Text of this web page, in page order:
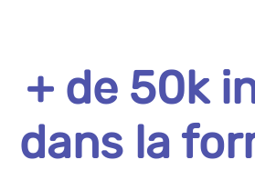
+ de 50k
dans la